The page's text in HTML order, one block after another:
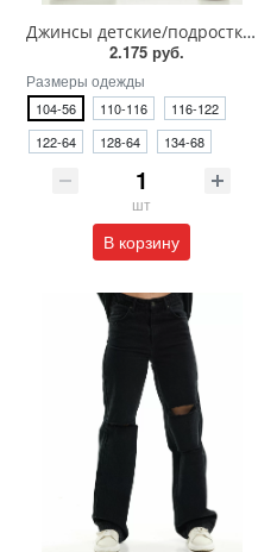
Джинсы детские/подростковые/004_ДЛ24/104-134
2.175 руб.
Размеры одежды
104-56 110-116
116-122
122-64
128-64 134-68
шт
В корзину